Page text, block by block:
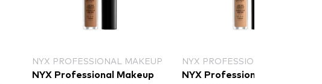
NYX PROFESSIONAL MAKEUP
NYX Professional Makeup
NYX PROFESSIONAL MAKEUP
NYX Professional Makeup